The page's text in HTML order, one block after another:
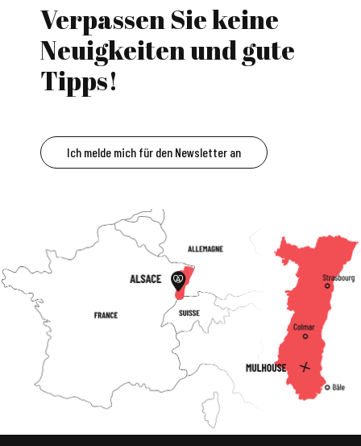
Verpassen Sie keine
Neuigkeiten und gute
Tipps!
Ich melde mich für den Newsletter an